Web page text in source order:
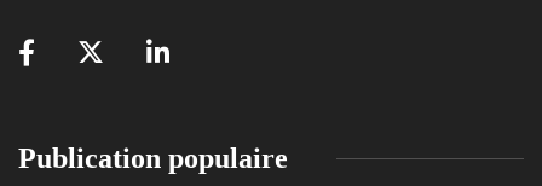
Publication populaire